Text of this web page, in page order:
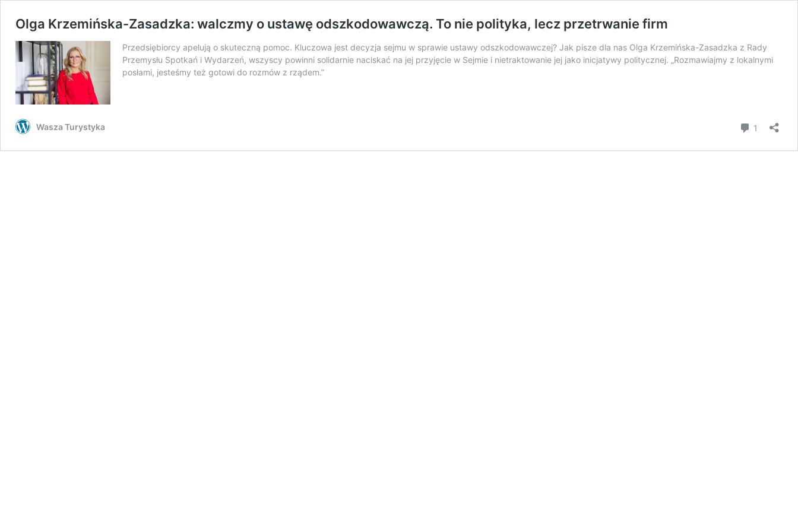
Olga Krzemińska-Zasadzka: walczmy o ustawę odszkodowawczą. To nie polityka, lecz przetrwanie firm
Przedsiębiorcy apelują o skuteczną pomoc. Kluczowa jest decyzja sejmu w sprawie ustawy odszkodowawczej? Jak pisze dla nas Olga Krzemińska-Zasadzka z Rady
Przemysłu Spotkań i Wydarzeń, wszyscy powinni solidarnie naciskać na jej przyjęcie w Sejmie i nietraktowanie jej jako inicjatywy politycznej. „Rozmawiajmy z lokalnymi
posłami, jesteśmy też gotowi do rozmów z rządem.”
Wasza Turystyka 1 komentarz